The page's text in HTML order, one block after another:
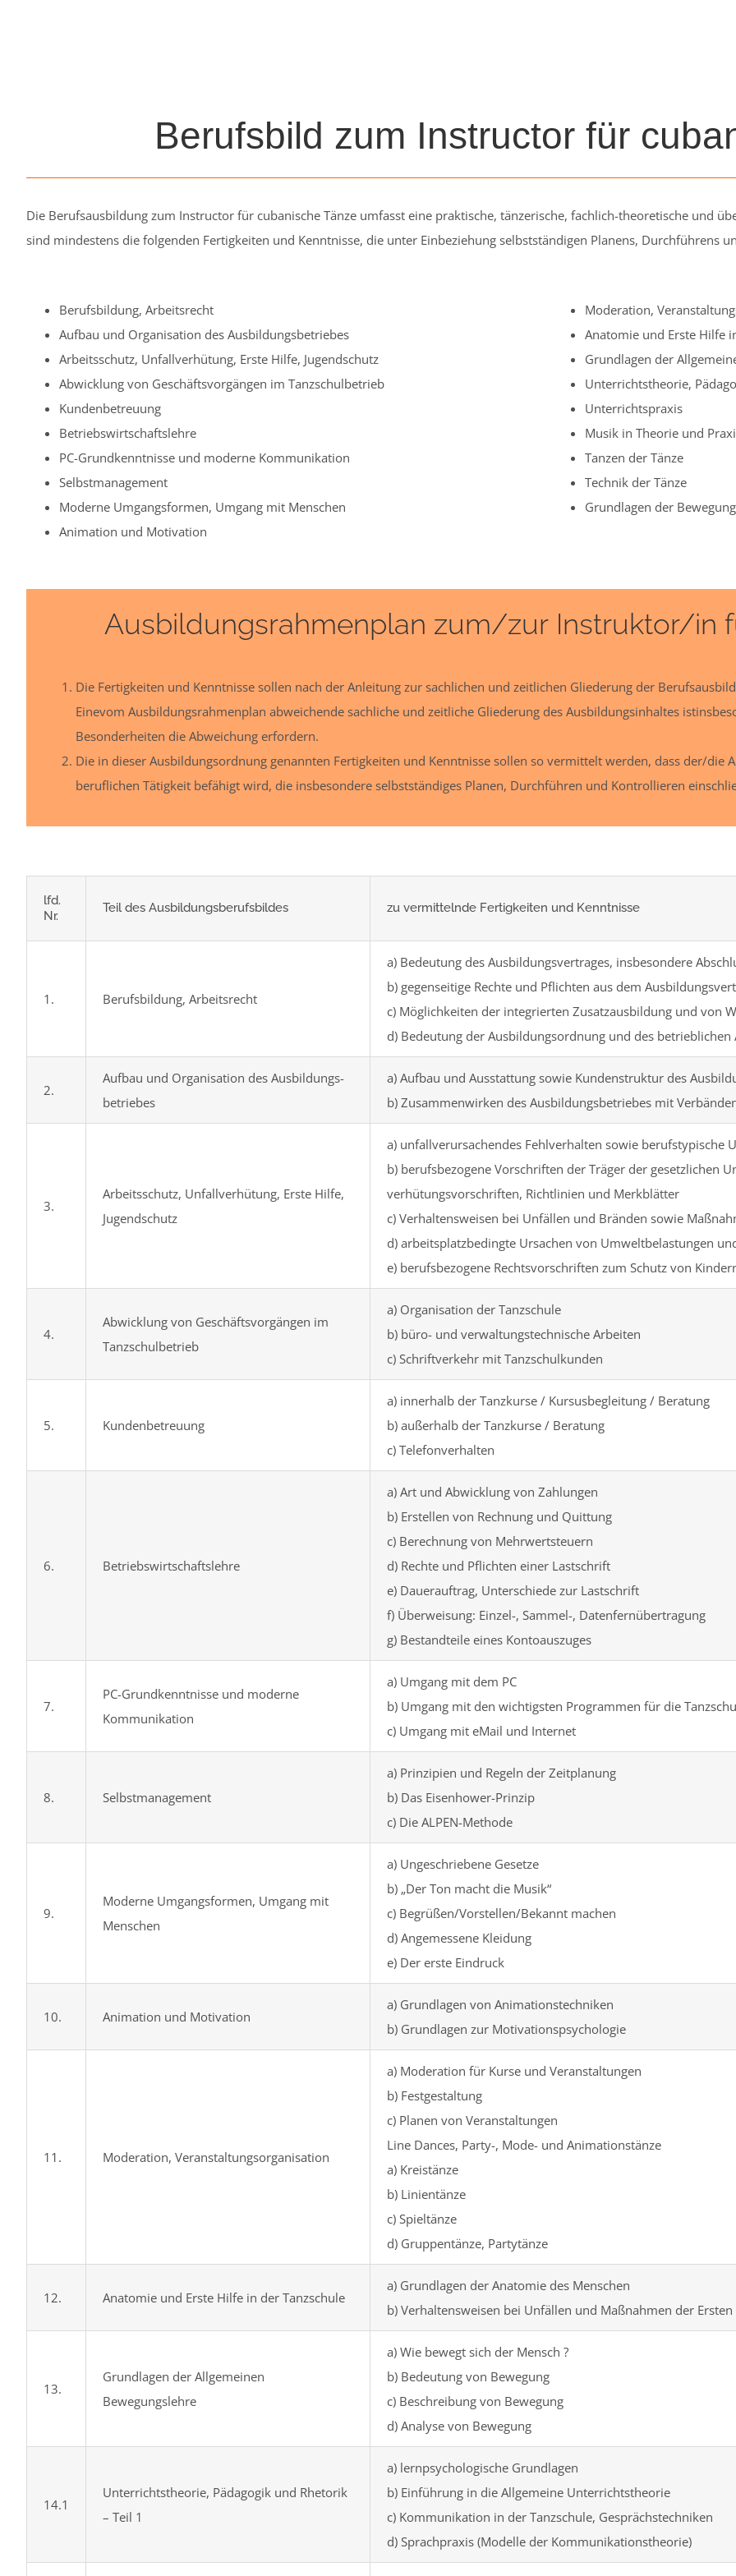
Berufsbild zum Instructor für
Die Berufsausbildung zum Instructor für cubanische Tänze umfasst eine praktische, tänzerische, fachlich-theoretische und
sind mindestens die folgenden Fertigkeiten und Kenntnisse, die unter Einbeziehung selbstständigen Planens, Durchführens
Berufsbildung, Arbeitsrecht
Aufbau und Organisation des Ausbildungsbetriebes
Arbeitsschutz, Unfallverhütung, Erste Hilfe, Jugendschutz
Abwicklung von Geschäftsvorgängen im Tanzschulbetrieb
Kundenbetreuung
Betriebswirtschaftslehre
PC-Grundkenntnisse und moderne Kommunikation
Selbstmanagement
Moderne Umgangsformen, Umgang mit Menschen
Animation und Motivation
Moderation,
Anatomie und Erste Hilfe
Grundlagen der
Unterrichtstheorie,
Unterrichtspraxis
Musik in Theorie und
Tanzen der Tänze
Technik der Tänze
Grundlagen der
Ausbildungsrahmenplan zum/zur Instruktor/in
Die Fertigkeiten und Kenntnisse sollen nach der Anleitung zur sachlichen und zeitlichen Gliederung der
Einevom Ausbildungsrahmenplan abweichende sachliche und zeitliche Gliederung des Ausbildungsinhaltes
Besonderheiten die Abweichung erfordern.
Die in dieser Ausbildungsordnung genannten Fertigkeiten und Kenntnisse sollen so vermittelt werden, dass der/die
beruflichen Tätigkeit befähigt wird, die insbesondere selbstständiges Planen, Durchführen und Kontrollieren
lfd.
Nr.
Teil des Ausbildungs­berufsbildes zu vermittelnde Fertigkeiten und Kenntnisse
1. Berufsbildung, Arbeitsrecht
a) Bedeutung des Ausbildungsvertrages, insbesondere
b) gegenseitige Rechte und Pflichten aus dem
c) Möglichkeiten der integrierten Zusatzausbildung und von
d) Bedeutung der Ausbildungsordnung und des
2.
Aufbau und Organisation des Ausbildungs­
betriebes
a) Aufbau und Ausstattung sowie Kundenstruktur des
b) Zusammenwirken des Ausbildungsbetriebes mit
3.
Arbeitsschutz, Unfallverhütung, Erste Hilfe,
Jugendschutz
a) unfallverursachendes Fehlverhalten sowie berufstypische
b) berufsbezogene Vorschriften der Träger der gesetzlichen
verhütungsvorschriften, Richtlinien und Merkblätter
c) Verhaltensweisen bei Unfällen und Bränden sowie
d) arbeitsplatzbedingte Ursachen von Umweltbelastungen
e) berufsbezogene Rechtsvorschriften zum Schutz von
4.
Abwicklung von Geschäftsvorgängen im
Tanzschulbetrieb
a) Organisation der Tanzschule
b) büro- und verwaltungstechnische Arbeiten
c) Schriftverkehr mit Tanzschulkunden
5. Kundenbetreuung
a) innerhalb der Tanzkurse / Kursusbegleitung / Beratung
b) außerhalb der Tanzkurse / Beratung
c) Telefonverhalten
6. Betriebswirt­schaftslehre
a) Art und Abwicklung von Zahlungen
b) Erstellen von Rechnung und Quittung
c) Berechnung von Mehrwertsteuern
d) Rechte und Pflichten einer Lastschrift
e) Dauerauftrag, Unterschiede zur Lastschrift
f) Überweisung: Einzel-, Sammel-, Datenfernübertragung
g) Bestandteile eines Kontoauszuges
7.
PC-Grundkenntnisse und moderne
Kommunikation
a) Umgang mit dem PC
b) Umgang mit den wichtigsten Programmen für die
c) Umgang mit eMail und Internet
8. Selbstmanagement
a) Prinzipien und Regeln der Zeitplanung
b) Das Eisenhower-Prinzip
c) Die ALPEN-Methode
9.
Moderne Umgangsformen, Umgang mit
Menschen
a) Ungeschriebene Gesetze
b) „Der Ton macht die Musik“
c) Begrüßen/Vorstellen/Bekannt machen
d) Angemessene Kleidung
e) Der erste Eindruck
10. Animation und Motivation
a) Grundlagen von Animationstechniken
b) Grundlagen zur Motivationspsychologie
11. Moderation, Veranstaltungs­organisation
a) Moderation für Kurse und Veranstaltungen
b) Festgestaltung
c) Planen von Veranstaltungen
Line Dances, Party-, Mode- und Animationstänze
a) Kreistänze
b) Linientänze
c) Spieltänze
d) Gruppentänze, Partytänze
12. Anatomie und Erste Hilfe in der Tanzschule
a) Grundlagen der Anatomie des Menschen
b) Verhaltensweisen bei Unfällen und Maßnahmen der
13.
Grundlagen der Allgemeinen
Bewegungslehre
a) Wie bewegt sich der Mensch ?
b) Bedeutung von Bewegung
c) Beschreibung von Bewegung
d) Analyse von Bewegung
14.1
Unterrichtstheorie, Pädagogik und Rhetorik
– Teil 1
a) lernpsychologische Grundlagen
b) Einführung in die Allgemeine Unterrichtstheorie
c) Kommunikation in der Tanzschule, Gesprächstechniken
d) Sprachpraxis (Modelle der Kommunikationstheorie)